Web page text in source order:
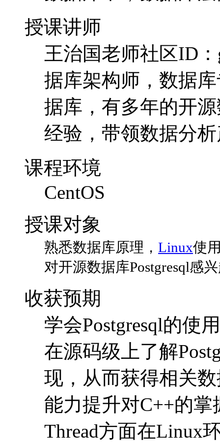
授课讲师
王治国老师社区ID
据库架构师，数据
据库，有多年的开
经验，带领数据分
课程环境
CentOS
授课对象
熟悉数据库原理， Linux使
对开源数据库Postgresql感
收获预期
学会Postgresql的使
在源码级上了解
现，从而获得相关
能力提升对C++的掌
Thread方面在Linux